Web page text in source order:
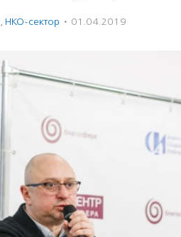
, НКО-сектор · 01.04.2019